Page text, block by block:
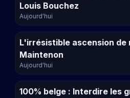
Louis Bouchez
Aujourd'hui
L'irrésistible ascension de
Maintenon
Aujourd'hui
100% belge : Interdire les